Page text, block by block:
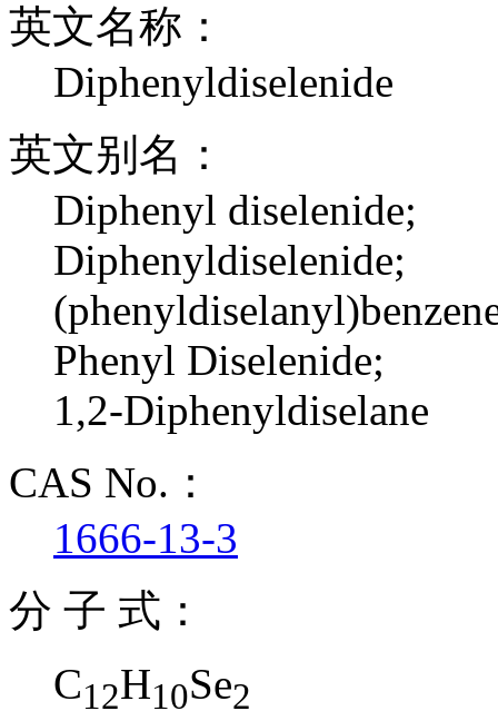
英文名称：
Diphenyldiselenide
英文别名：
Diphenyl diselenide;
Diphenyldiselenide;
Phenyl Diselenide;
1,2-Diphenyldiselane
CAS No.：
1666-13-3
分 子 式：
C12H10Se2